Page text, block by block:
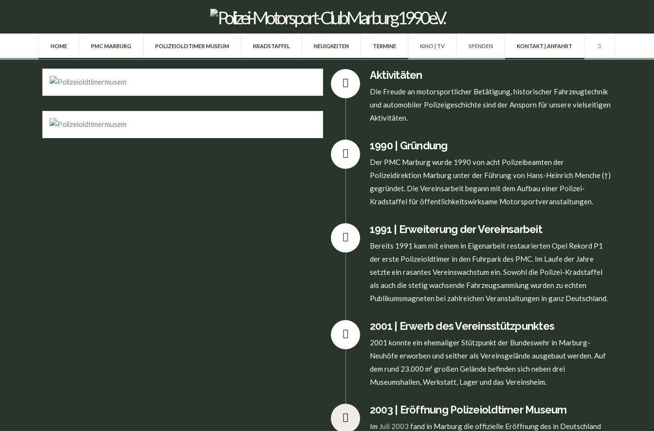
HOME PMC MARBURG POLIZEIOLDTIMER MUSEUM KRADSTAFFEL NEUIGKEITEN TERMINE KINO | TV SPENDEN KONTAKT | ANFAHRT
Aktivitäten
Die Freude an motorsportlicher Betätigung, historischer Fahrzeugtechnik
und automobiler Polizeigeschichte sind der Ansporn für unsere vielseitigen
Aktivitäten.
1990 | Gründung
Der PMC Marburg wurde 1990 von acht Polizeibeamten der
Polizeidirektion Marburg unter der Führung von Hans-Heinrich Menche (†)
gegründet. Die Vereinsarbeit begann mit dem Aufbau einer Polizei-
Kradstaffel für öffentlichkeitswirksame Motorsportveranstaltungen.
1991 | Erweiterung der Vereinsarbeit
Bereits 1991 kam mit einem in Eigenarbeit restaurierten Opel Rekord P1
der erste Polizeioldtimer in den Fuhrpark des PMC. Im Laufe der Jahre
setzte ein rasantes Vereinswachstum ein. Sowohl die Polizei-Kradstaffel
als auch die stetig wachsende Fahrzeugsammlung wurden zu echten
Publikumsmagneten bei zahlreichen Veranstaltungen in ganz Deutschland.
2001 | Erwerb des Vereinsstützpunktes
2001 konnte ein ehemaliger Stützpunkt der Bundeswehr in Marburg-
Neuhöfe erworben und seither als Vereinsgelände ausgebaut werden. Auf
dem rund 23.000 m² großen Gelände befinden sich neben drei
Museumshallen, Werkstatt, Lager und das Vereinsheim.
2003 | Eröffnung Polizeioldtimer Museum
Im Juli 2003 fand in Marburg die offizielle Eröffnung des in Deutschland